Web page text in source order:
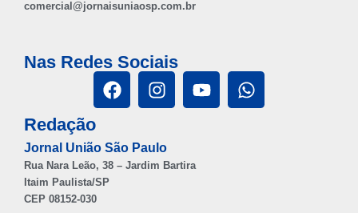
comercial@jornaisuniaosp.com.br
Nas Redes Sociais
Redação
Jornal União São Paulo
Rua Nara Leão, 38 – Jardim Bartira
Itaim Paulista/SP
CEP 08152-030